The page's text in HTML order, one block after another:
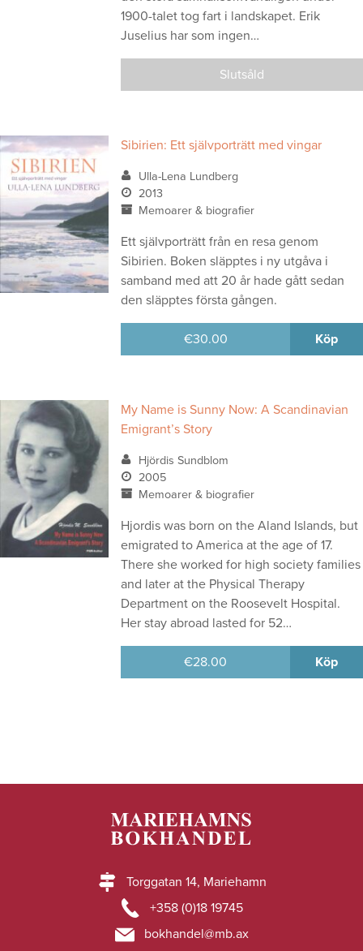
1900-talet tog fart i landskapet. Erik
Juselius har som ingen…
Slutsåld
Sibirien: Ett självporträtt med vingar
Ulla-Lena Lundberg
2013
Memoarer & biografier
Ett självporträtt från en resa genom
Sibirien. Boken släpptes i ny utgåva i
samband med att 20 år hade gått sedan
den släpptes första gången.
€30.00 Köp
My Name is Sunny Now: A Scandinavian
Emigrant’s Story
Hjördis Sundblom
2005
Memoarer & biografier
Hjordis was born on the Aland Islands, but
emigrated to America at the age of 17.
There she worked for high society families
and later at the Physical Therapy
Department on the Roosevelt Hospital.
Her stay abroad lasted for 52…
€28.00 Köp
Torggatan 14, Mariehamn
+358 (0)18 19745
bokhandel@mb.ax